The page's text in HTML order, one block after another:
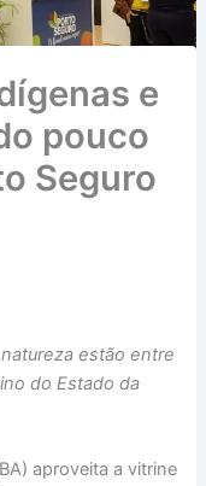
e
pouco
Seguro
estão entre
do Estado da
aproveita a vitrine